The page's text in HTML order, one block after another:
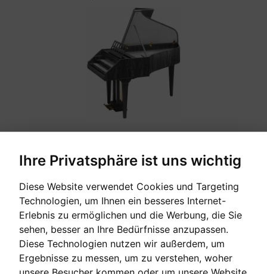
Ihre Privatsphäre ist uns wichtig
Diese Website verwendet Cookies und Targeting
Technologien, um Ihnen ein besseres Internet-
Erlebnis zu ermöglichen und die Werbung, die Sie
sehen, besser an Ihre Bedürfnisse anzupassen.
Diese Technologien nutzen wir außerdem, um
Ergebnisse zu messen, um zu verstehen, woher
ZUBEHÖR